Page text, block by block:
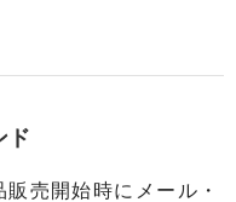
ド
売開始時にメール・